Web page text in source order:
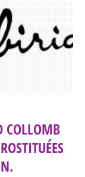
COLLOMB